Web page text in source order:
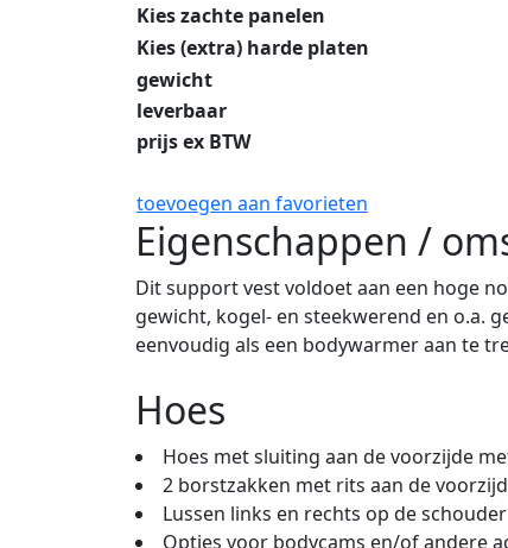
Kies zachte panelen
Kies (extra) harde platen
gewicht
leverbaar
prijs ex BTW
toevoegen aan favorieten
Eigenschappen /
Dit support vest voldoet aan een hoge
gewicht, kogel- en steekwerend en o.a.
eenvoudig als een bodywarmer aan te
Hoes
Hoes met sluiting aan de voorzijde
2 borstzakken met rits aan de
Lussen links en rechts op de
Opties voor bodycams en/of andere